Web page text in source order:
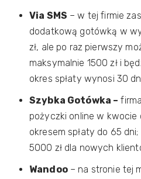
Via SMS – w tej firmie
dodatkową gotówką w
zł, ale po raz pierwszy
maksymalnie 1500 zł i
okres spłaty wynosi 30
Szybka Gotówka –
pożyczki online w kwocie
okresem spłaty do 65
5000 zł dla nowych
Wandoo– na stronie tej